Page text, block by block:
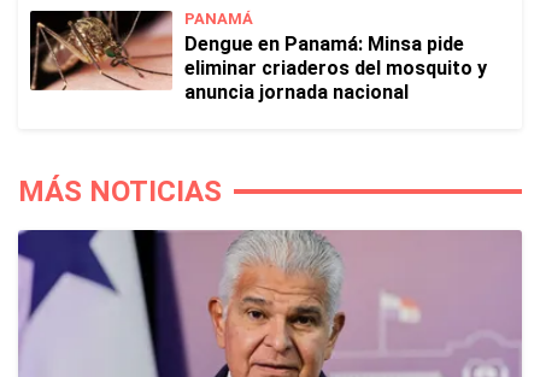
PANAMÁ
Dengue en Panamá: Minsa pide
eliminar criaderos del mosquito y
anuncia jornada nacional
MÁS NOTICIAS